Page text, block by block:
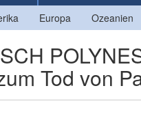
Europa Ozeanien
Tod von